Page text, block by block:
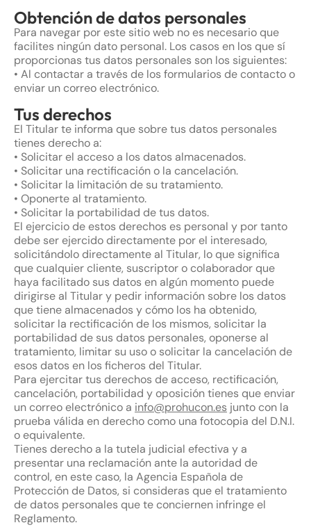
Obtención de datos personales
Para navegar por este sitio web no es necesario que
facilites ningún dato personal. Los casos en los que sí
proporcionas tus datos personales son los siguientes:
• Al contactar a través de los formularios de contacto o
enviar un correo electrónico.
Tus derechos
El Titular te informa que sobre tus datos personales
tienes derecho a:
• Solicitar el acceso a los datos almacenados.
• Solicitar una rectificación o la cancelación.
• Solicitar la limitación de su tratamiento.
• Oponerte al tratamiento.
• Solicitar la portabilidad de tus datos.
El ejercicio de estos derechos es personal y por tanto
debe ser ejercido directamente por el interesado,
solicitándolo directamente al Titular, lo que significa
que cualquier cliente, suscriptor o colaborador que
haya facilitado sus datos en algún momento puede
dirigirse al Titular y pedir información sobre los datos
que tiene almacenados y cómo los ha obtenido,
solicitar la rectificación de los mismos, solicitar la
portabilidad de sus datos personales, oponerse al
tratamiento, limitar su uso o solicitar la cancelación de
esos datos en los ficheros del Titular.
Para ejercitar tus derechos de acceso, rectificación,
cancelación, portabilidad y oposición tienes que enviar
un correo electrónico a info@prohucon.es junto con la
prueba válida en derecho como una fotocopia del D.N.I.
o equivalente.
Tienes derecho a la tutela judicial efectiva y a
presentar una reclamación ante la autoridad de
control, en este caso, la Agencia Española de
Protección de Datos, si consideras que el tratamiento
de datos personales que te conciernen infringe el
Reglamento.